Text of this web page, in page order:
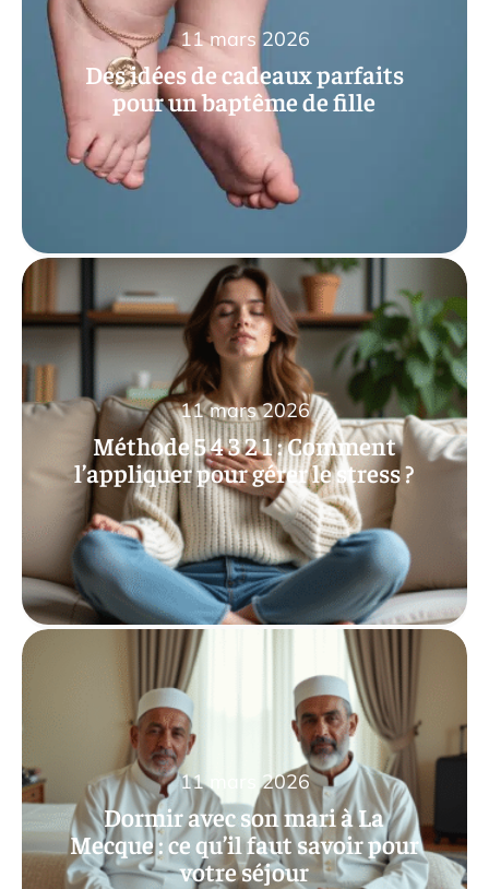
Des idées de cadeaux parfaits
pour un baptême de fille
11 mars 2026
Méthode 5 4 3 2 1 : Comment
l’appliquer pour gérer le stress ?
11 mars 2026
Dormir avec son mari à La
Mecque : ce qu’il faut savoir pour
votre séjour
11 mars 2026